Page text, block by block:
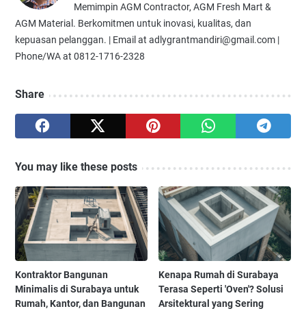
Memimpin AGM Contractor, AGM Fresh Mart &
AGM Material. Berkomitmen untuk inovasi, kualitas, dan
kepuasan pelanggan. | Email at adlygrantmandiri@gmail.com |
Phone/WA at 0812-1716-2328
Share
You may like these posts
Kontraktor Bangunan
Minimalis di Surabaya untuk
Rumah, Kantor, dan Bangunan
Kenapa Rumah di Surabaya
Terasa Seperti 'Oven'? Solusi
Arsitektural yang Sering